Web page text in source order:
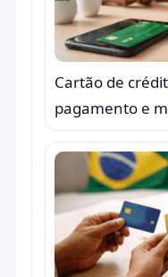
Cartão de
pagamento e